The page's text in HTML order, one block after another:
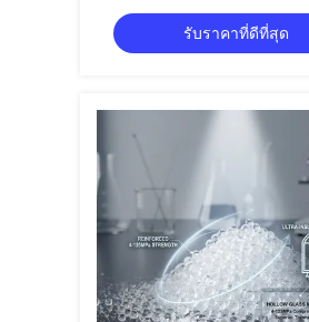
ขึ้นรูปเทอร์โมพลาสติกคอมโพ
รับราคาที่ดีที่สุด